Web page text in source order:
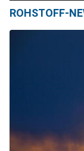
ROHSTOFF-